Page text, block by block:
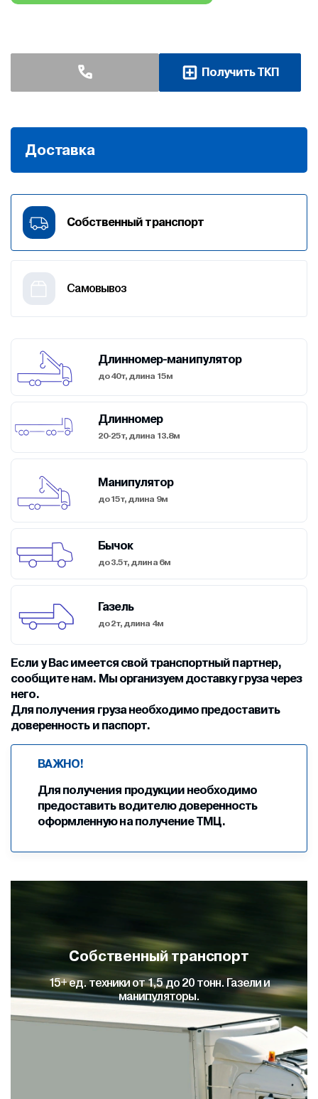
Получить ТКП
Доставка
Собственный транспорт
Cамовывоз
Длинномер-манипулятор
до 40т, длина 15м
Длинномер
20-25т, длина 13.8м
Манипулятор
до 15т, длина 9м
Бычок
до 3.5т, длина 6м
Газель
до 2т, длина 4м
Если у Вас имеется свой транспортный партнер,
сообщите нам. Мы организуем доставку груза через
него.
Для получения груза необходимо предоставить
доверенность и паспорт.
ВАЖНО!
Для получения продукции необходимо
предоставить водителю доверенность
оформленную на получение ТМЦ.
Это